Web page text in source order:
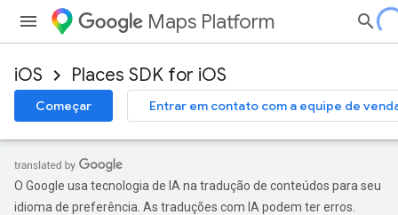
Maps Platform
iOS Places SDK for iOS
Começar Entrar em contato com a equipe de
O Google usa tecnologia de IA na tradução de conteúdos para seu
idioma de preferência. As traduções com IA podem ter erros.